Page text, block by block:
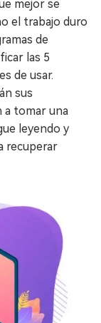
mejor se
el trabajo duro
de
las 5
de usar.
sus
a tomar una
leyendo y
recuperar